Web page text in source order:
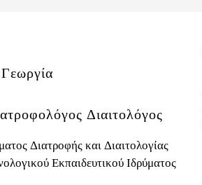
Διαιτολόγος
Διατροφής και Διαιτολογίας
Εκπαιδευτικού Ιδρύματος